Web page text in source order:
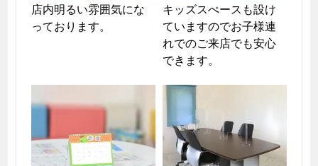
店内明るい雰囲気にな
っております。
キッズスぺースも設け
ていますのでお子様連
れでのご来店でも安心
できます。